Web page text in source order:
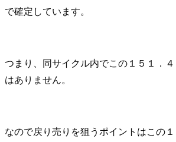
で確定しています。
つまり、同サイクル内でこの１５１．
はありません。
なので戻り売りを狙うポイントはこの